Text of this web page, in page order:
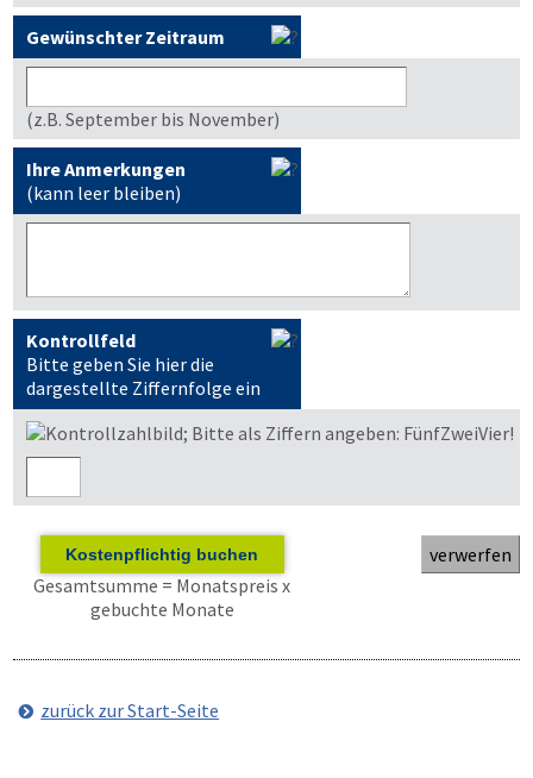
Gewünschter Zeitraum
(z.B. September bis November)
Ihre Anmerkungen
(kann leer bleiben)
Kontrollfeld
Bitte geben Sie hier die
dargestellte Ziffernfolge ein
Kostenpflichtig buchen
Gesamtsumme = Monatspreis x
gebuchte Monate
zurück zur Start-Seite